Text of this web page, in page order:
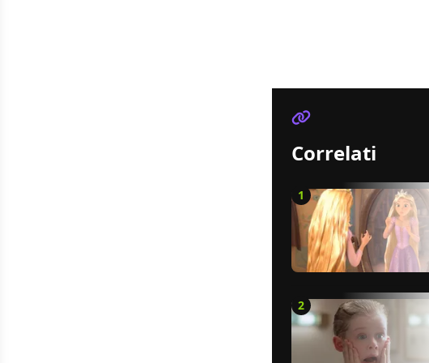
Correlati
1
2